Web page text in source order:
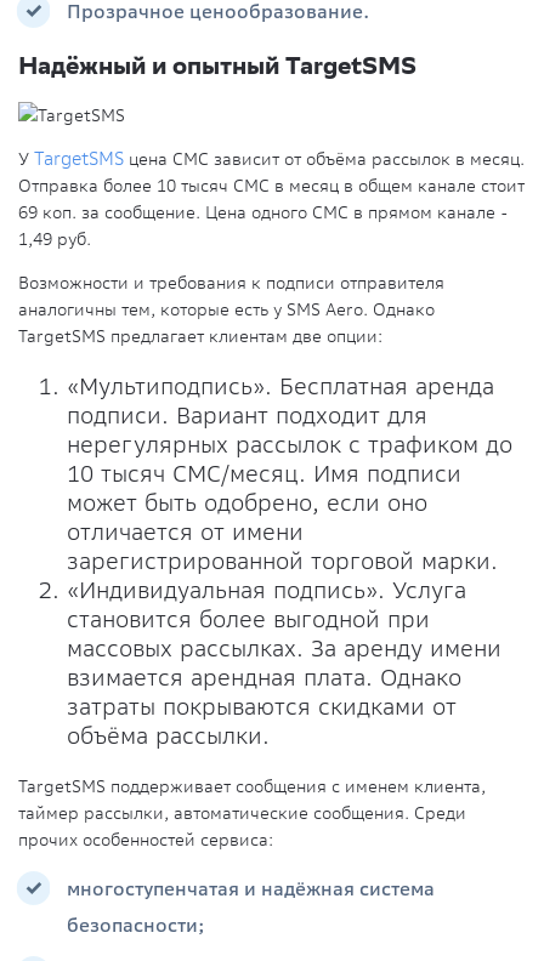
Прозрачное ценообразование.
Надёжный и опытный TargetSMS
У TargetSMS цена СМС зависит от объёма рассылок в месяц.
Отправка более 10 тысяч СМС в месяц в общем канале стоит
69 коп. за сообщение. Цена одного СМС в прямом канале -
1,49 руб.
Возможности и требования к подписи отправителя
аналогичны тем, которые есть у SMS Aero. Однако
TargetSMS предлагает клиентам две опции:
«Мультиподпись». Бесплатная аренда
подписи. Вариант подходит для
нерегулярных рассылок с трафиком до
10 тысяч СМС/месяц. Имя подписи
может быть одобрено, если оно
отличается от имени
зарегистрированной торговой марки.
«Индивидуальная подпись». Услуга
становится более выгодной при
массовых рассылках. За аренду имени
взимается арендная плата. Однако
затраты покрываются скидками от
объёма рассылки.
TargetSMS поддерживает сообщения с именем клиента,
таймер рассылки, автоматические сообщения. Среди
прочих особенностей сервиса:
многоступенчатая и надёжная система
безопасности;